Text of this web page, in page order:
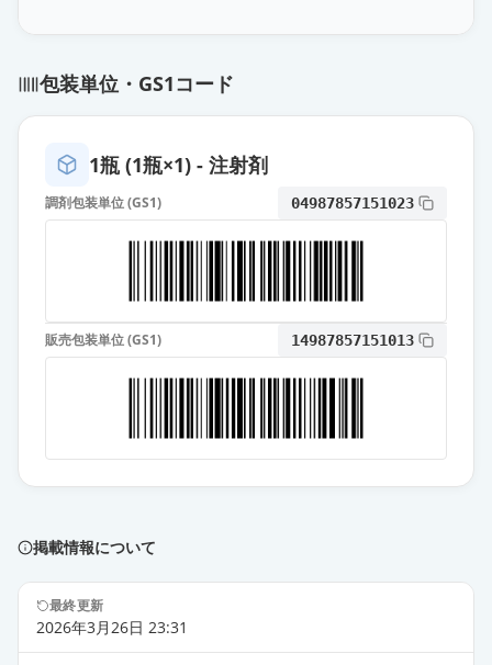
包装単位・GS1コード
1瓶 (1瓶×1) - 注射剤
調剤包装単位 (GS1) 04987857151023
販売包装単位 (GS1) 14987857151013
掲載情報について
最終更新
2026年3月26日 23:31